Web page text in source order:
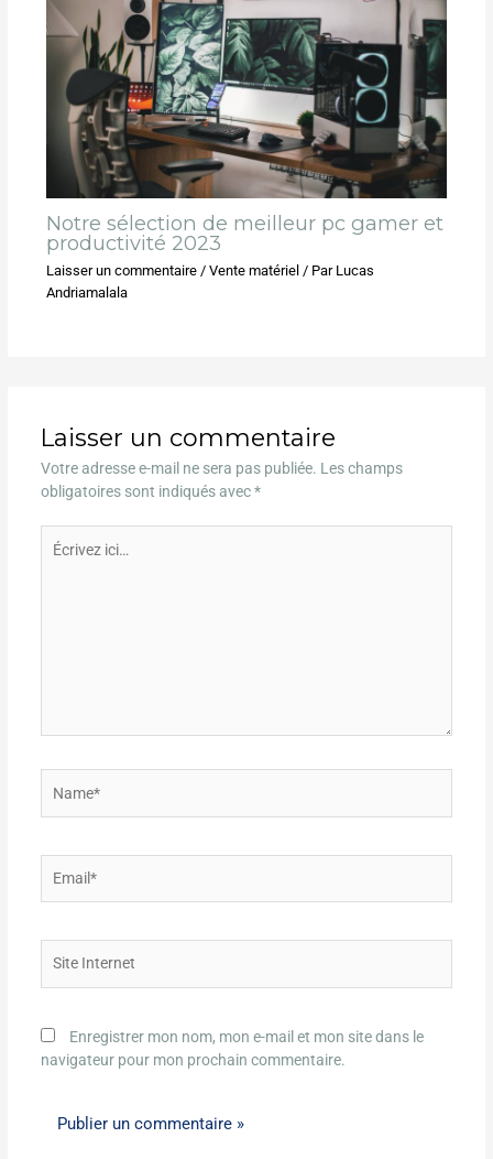
Notre sélection de meilleur pc gamer et
productivité 2023
Laisser un commentaire / Vente matériel / Par Lucas
Andriamalala
Laisser un commentaire
Votre adresse e-mail ne sera pas publiée. Les champs
obligatoires sont indiqués avec*
ici…
Internet
Enregistrer mon nom, mon e-mail et mon site dans le
navigateur pour mon prochain commentaire.